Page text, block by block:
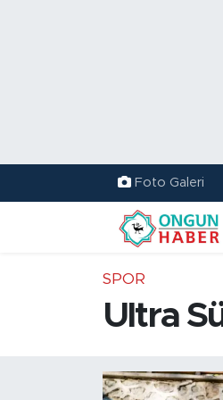
Foto Galeri
SPOR
Ultra
Trafik Durumu
TFF 2.Lig Kırmızı
Haber Arşivi